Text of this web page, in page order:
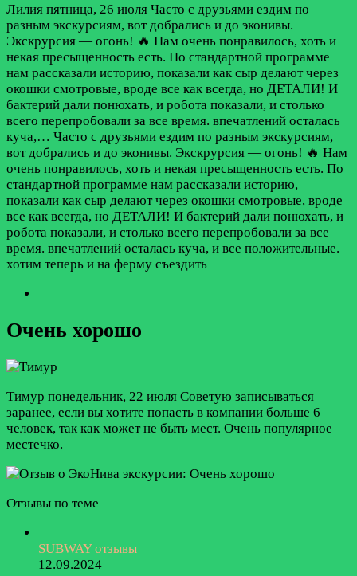
Лилия пятница, 26 июля Часто с друзьями ездим по
разным экскурсиям, вот добрались и до эконивы.
Экскрурсия — огонь! 🔥 Нам очень понравилось, хоть и
некая пресыщенность есть. По стандартной программе
нам рассказали историю, показали как сыр делают через
окошки смотровые, вроде все как всегда, но ДЕТАЛИ! И
бактерий дали понюхать, и робота показали, и столько
всего перепробовали за все время. впечатлений осталась
куча,… Часто с друзьями ездим по разным экскурсиям,
вот добрались и до эконивы. Экскрурсия — огонь! 🔥 Нам
очень понравилось, хоть и некая пресыщенность есть. По
стандартной программе нам рассказали историю,
показали как сыр делают через окошки смотровые, вроде
все как всегда, но ДЕТАЛИ! И бактерий дали понюхать, и
робота показали, и столько всего перепробовали за все
время. впечатлений осталась куча, и все положительные.
хотим теперь и на ферму съездить
Очень хорошо
Тимур понедельник, 22 июля Советую записываться
заранее, если вы хотите попасть в компании больше 6
человек, так как может не быть мест. Очень популярное
местечко.
Отзывы по теме
SUBWAY отзывы
12.09.2024